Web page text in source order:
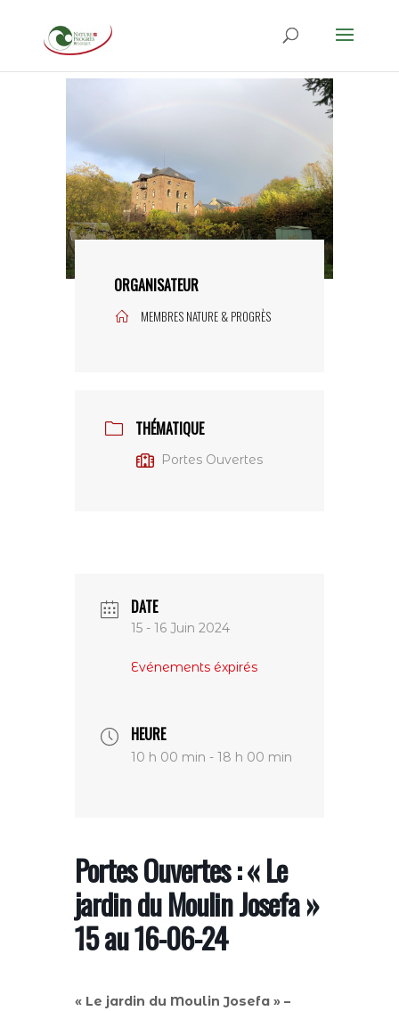
ORGANISATEUR
MEMBRES NATURE & PROGRÈS
THÉMATIQUE
Portes Ouvertes
DATE
15 - 16 Juin 2024
Evénements éxpirés
HEURE
10 h 00 min - 18 h 00 min
Portes Ouvertes : « Le
jardin du Moulin Josefa »
15 au 16-06-24
« Le jardin du Moulin Josefa » –